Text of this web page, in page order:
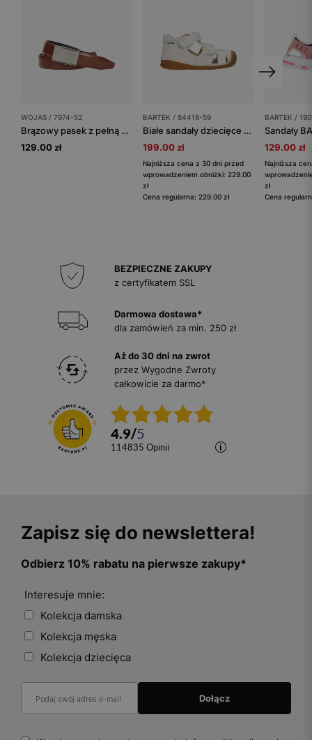
WOJAS / 7974-52
Brązowy pasek z pełną klamrą
129.00 zł
BARTEK / 84418-59
Białe sandały dziecięce z zabudowanym przodem BARTEK 84418-59
199.00 zł
Najniższa cena z 30 dni przed
wprowadzeniem obniżki: 229.00
zł
Cena regularna: 229.00 zł
BARTEK /
129.00 zł
Najniższa
zł
Cena
BEZPIECZNE ZAKUPY
z certyfikatem SSL
Darmowa dostawa*
dla zamówień za min. 250 zł
Aż do 30 dni na zwrot
przez Wygodne Zwroty
całkowicie za darmo*
4.9/5
114835 opinii
Zapisz się do newslettera!
Odbierz 10% rabatu na pierwsze zakupy*
Interesuje mnie:
Kolekcja damska
Kolekcja męska
Kolekcja dziecięca